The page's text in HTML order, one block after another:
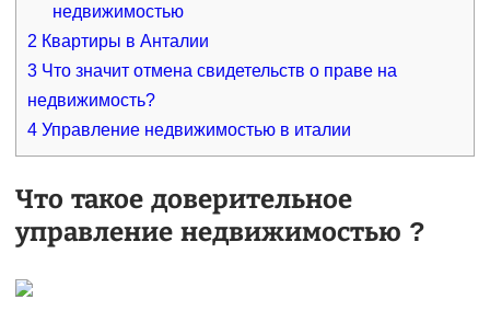
недвижимостью
2 Квартиры в Анталии
3Что значит отмена свидетельств о праве на
недвижимость?
4Управление недвижимостью в италии
Что такое доверительное
управление недвижимостью ?